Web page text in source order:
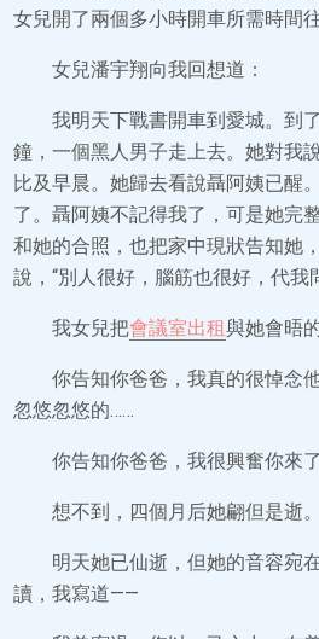
女兒開了兩個多小時開車所需時間往
女兒潘宇翔向我回想道：
我明天下戰書開車到愛城。到
鐘，一個黑人男子走上去。她對我
比及早晨。她歸去看說聶阿姨已醒
了。聶阿姨不記得我了，可是她完
和她的合照，也把家中現狀告知她
說，“別人很好，腦筋也很好，代我
我女兒把會議室出租與她會晤
你告知你爸爸，我真的很悼念
忽悠忽悠的……
你告知你爸爸，我很興奮你來
想不到，四個月后她翩但是逝。
明天她已仙逝，但她的音容宛
讀，我寫道——